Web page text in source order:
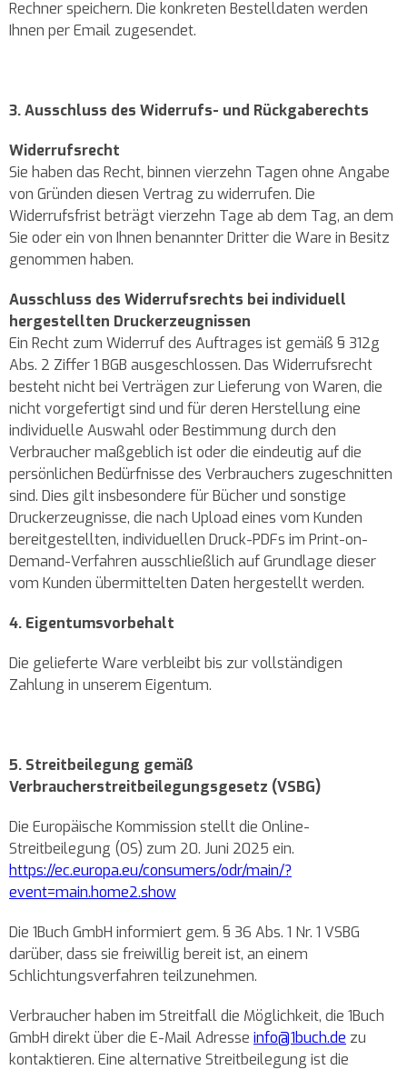
Rechner speichern. Die konkreten Bestelldaten werden
Ihnen per Email zugesendet.
3. Ausschluss des Widerrufs- und Rückgaberechts
Widerrufsrecht
Sie haben das Recht, binnen vierzehn Tagen ohne Angabe
von Gründen diesen Vertrag zu widerrufen. Die
Widerrufsfrist beträgt vierzehn Tage ab dem Tag, an dem
Sie oder ein von Ihnen benannter Dritter die Ware in Besitz
genommen haben.
Ausschluss des Widerrufsrechts bei individuell
hergestellten Druckerzeugnissen
Ein Recht zum Widerruf des Auftrages ist gemäß § 312g
Abs. 2 Ziffer 1 BGB ausgeschlossen. Das Widerrufsrecht
besteht nicht bei Verträgen zur Lieferung von Waren, die
nicht vorgefertigt sind und für deren Herstellung eine
individuelle Auswahl oder Bestimmung durch den
Verbraucher maßgeblich ist oder die eindeutig auf die
persönlichen Bedürfnisse des Verbrauchers zugeschnitten
sind. Dies gilt insbesondere für Bücher und sonstige
Druckerzeugnisse, die nach Upload eines vom Kunden
bereitgestellten, individuellen Druck-PDFs im Print-on-
Demand-Verfahren ausschließlich auf Grundlage dieser
vom Kunden übermittelten Daten hergestellt werden.
4. Eigentumsvorbehalt
Die gelieferte Ware verbleibt bis zur vollständigen
Zahlung in unserem Eigentum.
5. Streitbeilegung gemäß
Verbraucherstreitbeilegungsgesetz (VSBG)
Die Europäische Kommission stellt die Online-
Streitbeilegung (OS) zum 20. Juni 2025 ein.
https://ec.europa.eu/consumers/odr/main/?
event=main.home2.show
Die 1Buch GmbH informiert gem. § 36 Abs. 1 Nr. 1 VSBG
darüber, dass sie freiwillig bereit ist, an einem
Schlichtungsverfahren teilzunehmen.
Verbraucher haben im Streitfall die Möglichkeit, die 1Buch
GmbH direkt über die E-Mail Adresse info@1buch.de zu
kontaktieren. Eine alternative Streitbeilegung ist die